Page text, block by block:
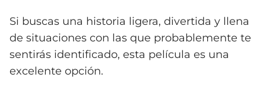
Si buscas una historia ligera, divertida y llena
de situaciones con las que probablemente te
sentirás identificado, esta película es una
excelente opción.